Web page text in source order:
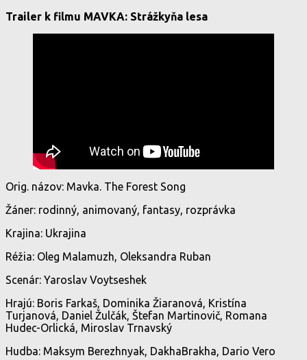
Trailer k filmu MAVKA: Strážkyňa lesa
Orig. názov: Mavka. The Forest Song
Žáner: rodinný, animovaný, fantasy, rozprávka
Krajina: Ukrajina
Réžia: Oleg Malamuzh, Oleksandra Ruban
Scenár: Yaroslav Voytseshek
Hrajú: Boris Farkaš, Dominika Žiaranová, Kristína
Turjanová, Daniel Žulčák, Štefan Martinovič, Romana
Hudec-Orlická, Miroslav Trnavský
Hudba: Maksym Berezhnyak, DakhaBrakha, Dario Vero